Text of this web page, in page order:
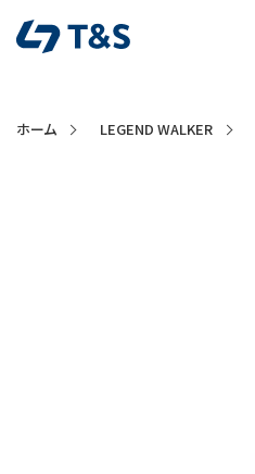
ホーム LEGEND WALKER